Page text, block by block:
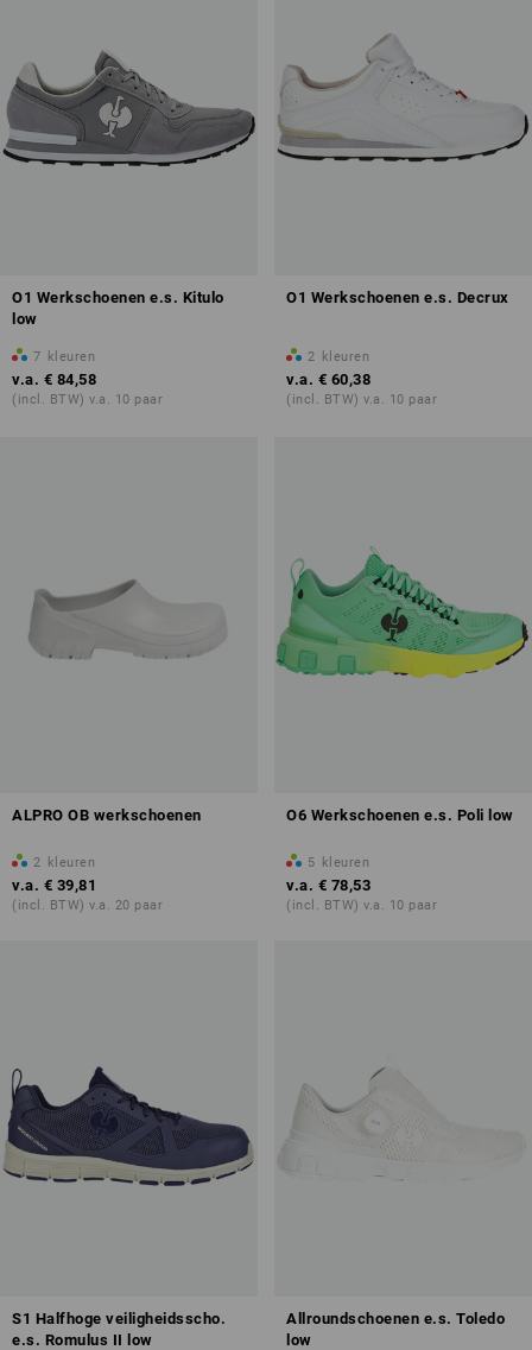
O1 Werkschoenen e.s. Kitulo
low
7 kleuren
v.a. € 84,58
(incl. BTW) v.a. 10 paar
O1 Werkschoenen e.s. Decrux
2 kleuren
v.a. € 60,38
(incl. BTW) v.a. 10 paar
ALPRO OB werkschoenen
2 kleuren
v.a. € 39,81
(incl. BTW) v.a. 20 paar
O6 Werkschoenen e.s. Poli low
5 kleuren
v.a. € 78,53
(incl. BTW) v.a. 10 paar
S1 Halfhoge veiligheidsscho.
e.s. Romulus II low
Allroundschoenen e.s. Toledo
low